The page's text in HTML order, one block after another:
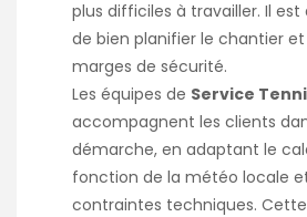
plus difficiles à travailler. Il
de bien planifier le chantier
marges de sécurité.
Les équipes de Service
accompagnent les clients
démarche, en adaptant le
fonction de la météo locale
contraintes techniques.